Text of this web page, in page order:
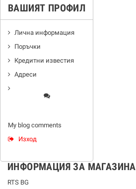
ВАШИЯТ ПРОФИЛ
Лична информация
Поръчки
Кредитни известия
Адреси
My blog comments
Изход
ИНФОРМАЦИЯ ЗА МАГАЗИНА
RTS BG